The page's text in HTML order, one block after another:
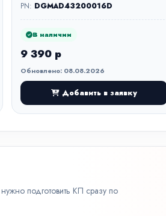
PN: DGMAD43200016D
В наличии
9 390 р
Обновлено: 08.08.2026
Добавить в заявку
подготовить КП сразу по